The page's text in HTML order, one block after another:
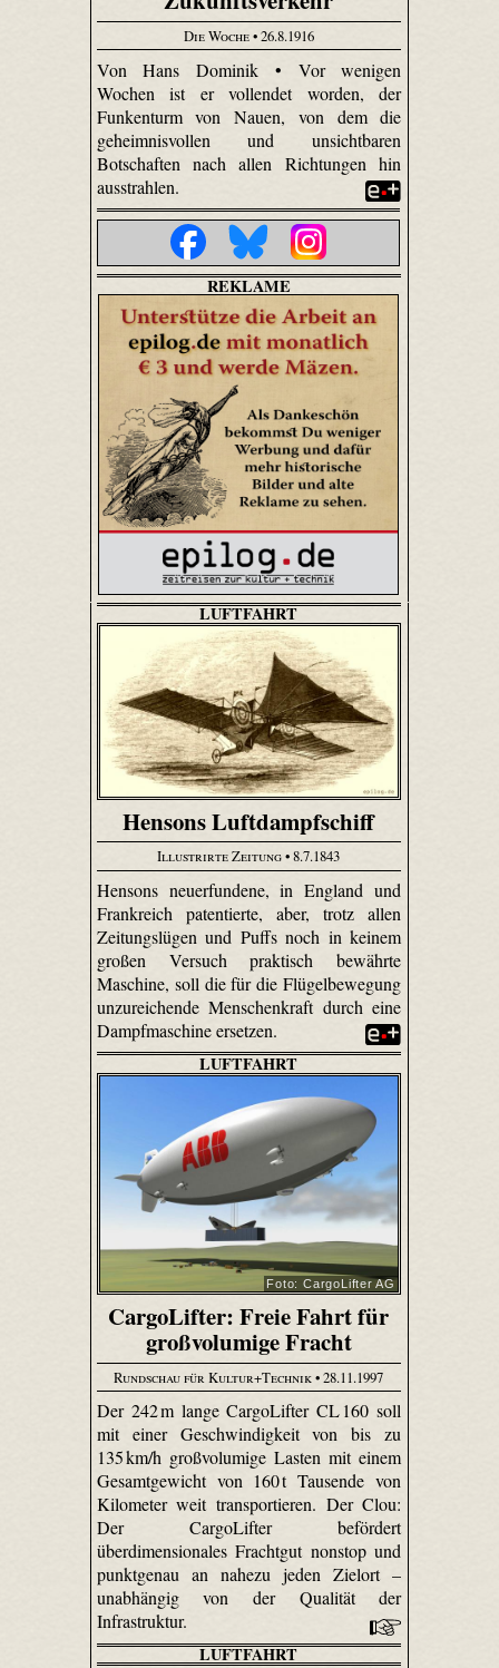
Die Woche• 26.8.1916
Von Hans Dominik • Vor wenigen
Wochen ist er vollendet worden, der
Funkenturm von Nauen, von dem die
geheimnisvollen und unsichtbaren
Botschaften nach allen Richtungen hin
ausstrahlen.
REKLAME
LUFTFAHRT
Hensons Luftdampfschiff
Illustrirte Zeitung• 8.7.1843
Hensons neuerfundene, in England und
Frankreich patentierte, aber, trotz allen
Zeitungslügen und Puffs noch in keinem
großen Versuch praktisch bewährte
Maschine, soll die für die Flügelbewegung
unzureichende Menschenkraft durch eine
Dampfmaschine ersetzen.
LUFTFAHRT
Foto: CargoLifter AG
CargoLifter: Freie Fahrt für
großvolumige Fracht
Rundschau für Kultur+Technik• 28.11.1997
Der 242 m lange CargoLifter CL 160 soll
mit einer Geschwindigkeit von bis zu
135 km/h großvolumige Lasten mit einem
Gesamtgewicht von 160 t Tausende von
Kilometer weit transportieren. Der Clou:
Der CargoLifter befördert
überdimensionales Frachtgut nonstop und
punktgenau an nahezu jeden Zielort –
unabhängig von der Qualität der
Infrastruktur.
LUFTFAHRT